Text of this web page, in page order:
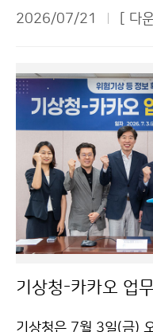
16년 태풍 차바 등 그동
피해까지 있었던 곳으
생이 우려되는 지역이다.
2026/07/21 [ 다
기상청-카카오 업
기상청은 7월 3일(금)